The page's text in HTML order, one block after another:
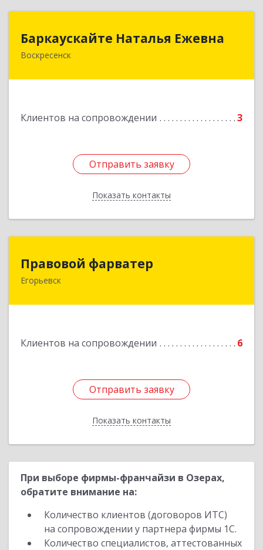
Баркаускайте Наталья Ежевна
Воскресенск
Клиентов на сопровождении 3
Отправить заявку
Показать контакты
Баркаускайте Наталья Ежевна
140222, Московская обл, Воскресенский р-н,
Подробнее
Отправить заявку
Назад
Правовой фарватер
Егорьевск
Клиентов на сопровождении 6
Отправить заявку
Показать контакты
Отправить заявку
Назад
При выборе фирмы-франчайзи в Озерах,
обратите внимание на:
Количество клиентов (договоров ИТС)
на сопровождении у партнера фирмы 1С.
Количество специалистов, аттестованных